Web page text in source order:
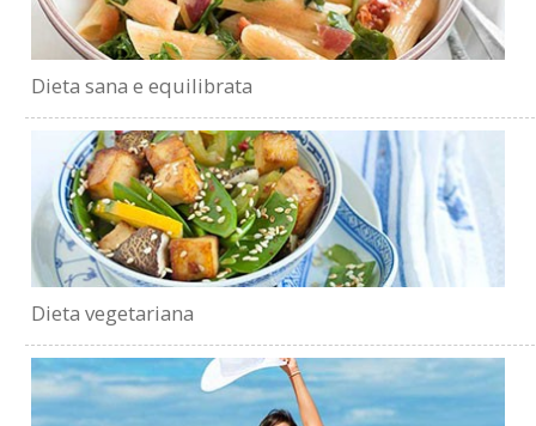
Dieta sana e equilibrata
Dieta vegetariana